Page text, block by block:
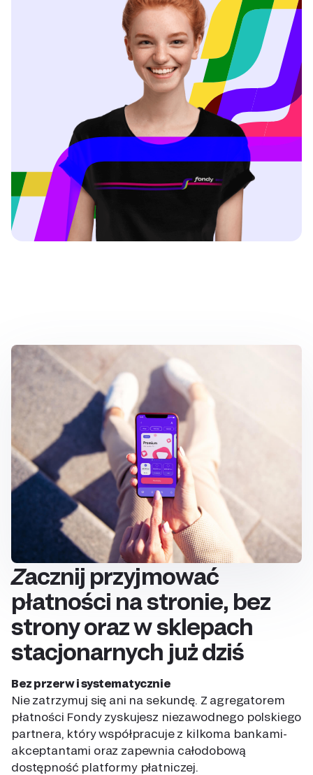
Zacznij przyjmować
płatności na stronie, bez
strony oraz w sklepach
stacjonarnych już dziś
Bez przerw i systematycznie
Nie zatrzymuj się ani na sekundę. Z agregatorem
płatności Fondy zyskujesz niezawodnego polskiego
partnera, który współpracuje z kilkoma bankami-
akceptantami oraz zapewnia całodobową
dostępność platformy płatniczej.